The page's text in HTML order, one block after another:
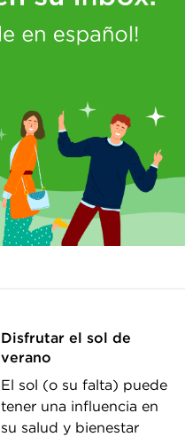
Disfrutar el sol de
verano
El sol (o su falta) puede
tener una influencia en
su salud y bienestar